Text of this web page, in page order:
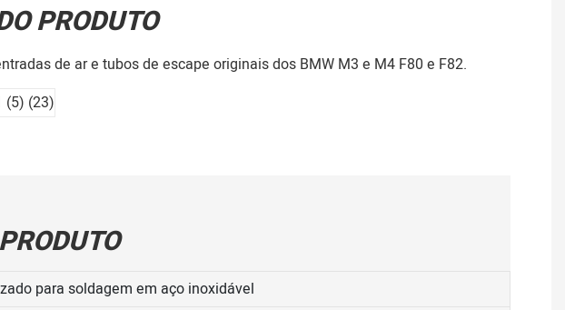
PRODUTO
de ar e tubos de escape originais dos BMW M3 e M4 F80 e F82.
para soldagem em aço inoxidável